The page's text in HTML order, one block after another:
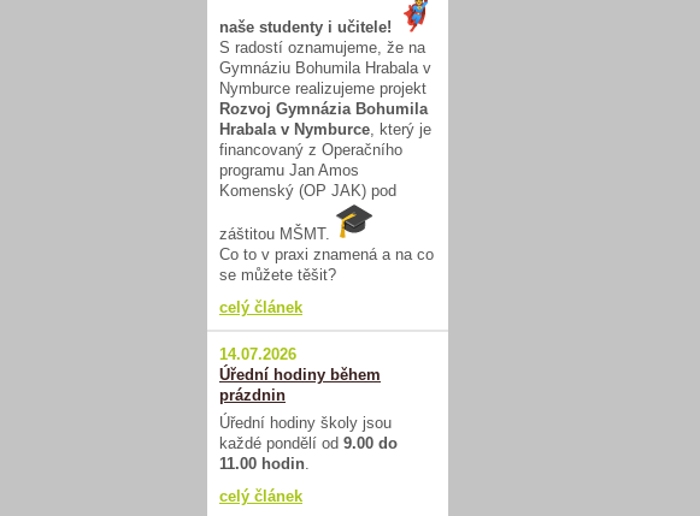
naše studenty i učitele!
S radostí oznamujeme, že na
Gymnáziu Bohumila Hrabala v
Nymburce realizujeme projekt
Rozvoj Gymnázia Bohumila
Hrabala v Nymburce , který je
financovaný z Operačního
programu Jan Amos
Komenský (OP JAK) pod
záštitou MŠMT.
Co to v praxi znamená a na co
se můžete těšit?
celý článek
14.07.2026
Úřední hodiny během
prázdnin
Úřední hodiny školy jsou
každé pondělí od 9.00 do
11.00 hodin
celý článek